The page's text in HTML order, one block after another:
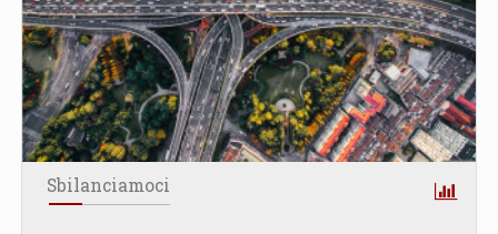
Sbilanciamoci